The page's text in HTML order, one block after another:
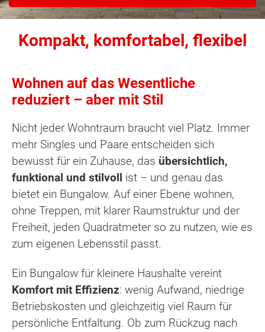
Kompakt, komfortabel, flexibel
Wohnen auf das Wesentliche
reduziert – aber mit Stil
Nicht jeder Wohntraum braucht viel Platz. Immer
mehr Singles und Paare entscheiden sich
bewusst für ein Zuhause, das übersichtlich,
funktional und stilvoll ist – und genau das
bietet ein Bungalow. Auf einer Ebene wohnen,
ohne Treppen, mit klarer Raumstruktur und der
Freiheit, jeden Quadratmeter so zu nutzen, wie es
zum eigenen Lebensstil passt.
Ein Bungalow für kleinere Haushalte vereint
Komfort mit Effizienz: wenig Aufwand, niedrige
Betriebskosten und gleichzeitig viel Raum für
persönliche Entfaltung. Ob zum Rückzug nach